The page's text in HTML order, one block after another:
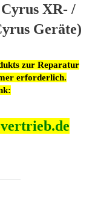
XR- /
Geräte)
zur Reparatur
erforderlich.